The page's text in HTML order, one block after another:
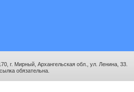
г. Мирный, Архангельская обл., ул. Ленина, 33.
обязательна.